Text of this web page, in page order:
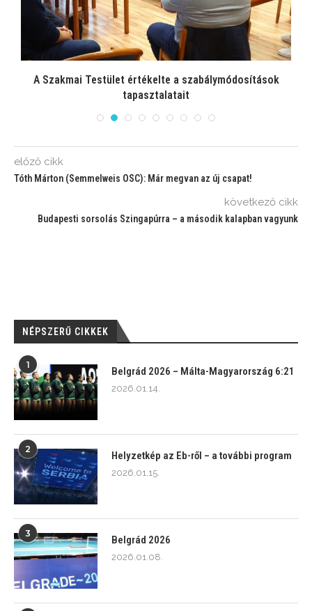
A Szakmai Testület értékelte a szabálymódosítások
tapasztalatait
előző cikk
Tóth Márton (Semmelweis OSC): Már megvan az új csapat!
következő cikk
Budapesti sorsolás Szingapúrra – a második kalapban vagyunk
NÉPSZERŰ CIKKEK
1
Belgrád 2026 – Málta-Magyarország 6:21
2026.01.14.
2
Helyzetkép az Eb-ről – a további program
2026.01.15.
3
Belgrád 2026
2026.01.08.